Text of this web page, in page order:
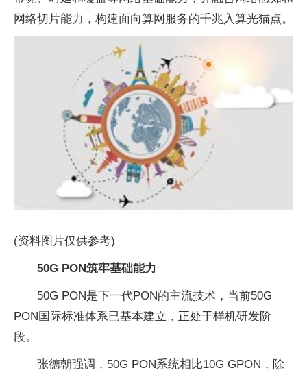
网络切片能力，构建面向算网服务的千兆入算光猫点。
(资料图片仅供参考)
50G PON筑牢基础能力
50G PON是下一代PON的主流技术，当前50G
PON国际标准体系已基本建立，正处于样机研发阶
段。
张德朝强调，50G PON系统相比10G GPON，除